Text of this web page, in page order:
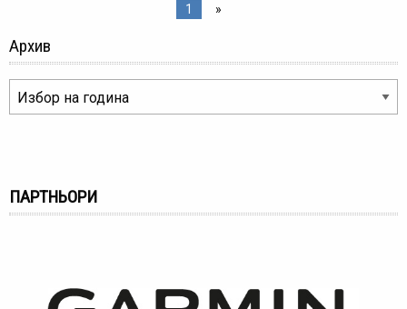
1 »
Архив
ПАРТНЬОРИ